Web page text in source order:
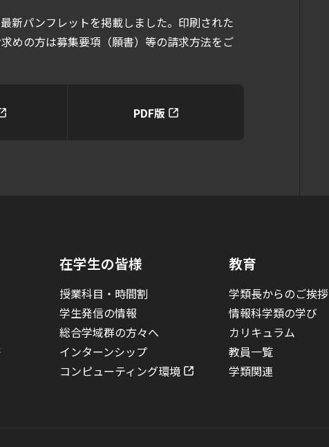
新パンフレットを掲載しました。印刷された
めの方は募集要項（願書）等の請求方法をご
PDF版
在学生の皆様
授業科目・時間割
学生発信の情報
総合学域群の方々へ
インターンシップ
コンピューティング環境
教育
学類長からのご挨拶
情報科学類の学び
カリキュラム
教員一覧
学類関連